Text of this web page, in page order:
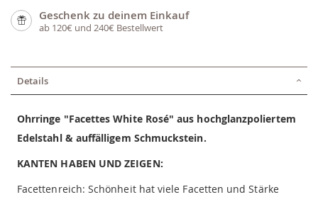
Geschenk zu deinem Einkauf
ab 120€ und 240€ Bestellwert
Details
Ohrringe "Facettes White Rosé" aus hochglanzpoliertem
Edelstahl & auffälligem Schmuckstein.
KANTEN HABEN UND ZEIGEN:
Facettenreich: Schönheit hat viele Facetten und Stärke